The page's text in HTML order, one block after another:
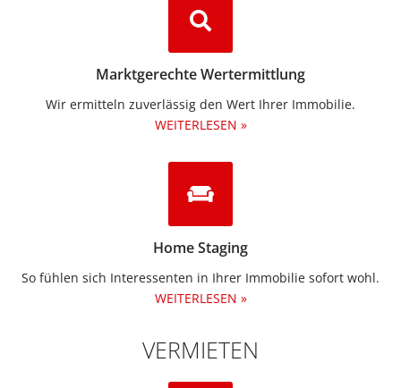
Marktgerechte Wertermittlung
Wir ermitteln zuverlässig den Wert Ihrer Immobilie.
WEITERLESEN »
Home Staging
So fühlen sich Interessenten in Ihrer Immobilie sofort wohl.
WEITERLESEN »
VERMIETEN